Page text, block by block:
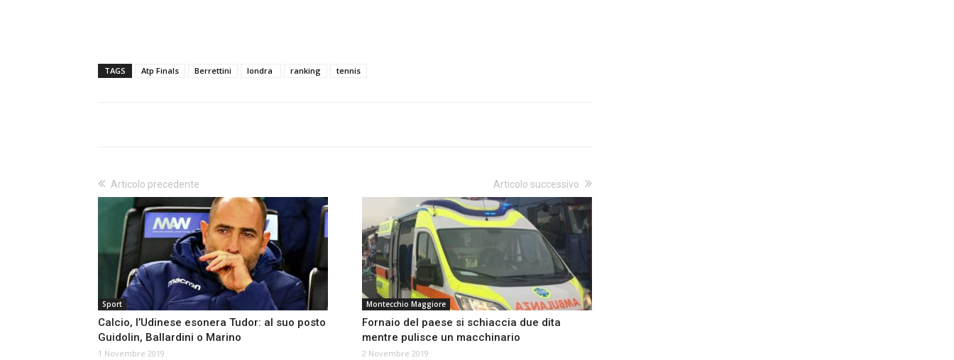
TAGS Atp Finals Berrettini londra ranking tennis
Articolo precedente
Sport
Calcio, l’Udinese esonera Tudor: al suo posto
Guidolin, Ballardini o Marino
1 Novembre 2019
Articolo successivo
Montecchio Maggiore
Fornaio del paese si schiaccia due dita
mentre pulisce un macchinario
2 Novembre 2019